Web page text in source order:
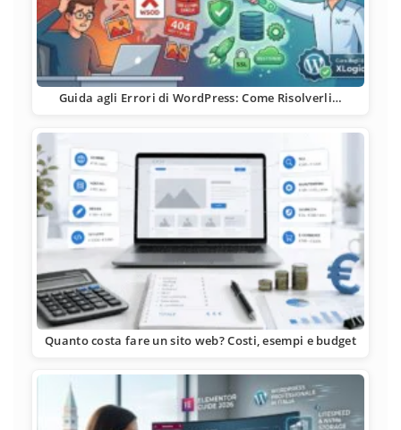
Guida agli Errori di WordPress: Come Risolverli…
Quanto costa fare un sito web? Costi, esempi e budget